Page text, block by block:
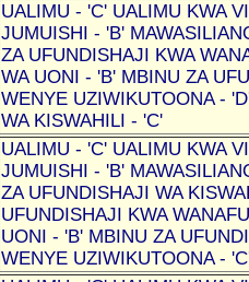
UALIMU - 'C' UALIMU KWA
JUMUISHI - 'B'
ZA UFUNDISHAJI KWA
WA UONI - 'B' MBINU ZA
WENYE UZIWIKUTOONA -
WA KISWAHILI - 'C'
UALIMU - 'C' UALIMU KWA
JUMUISHI - 'B'
ZA UFUNDISHAJI WA
UFUNDISHAJI KWA
UONI - 'B' MBINU ZA
WENYE UZIWIKUTOONA -